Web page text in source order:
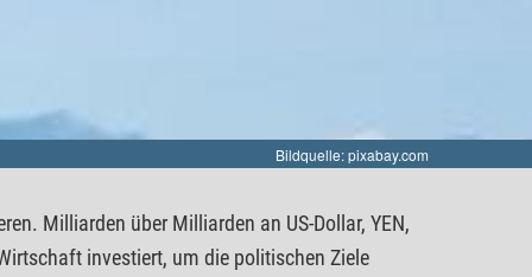
Bildquelle: pixabay.com
Milliarden über Milliarden an US-Dollar, YEN,
investiert, um die politischen Ziele